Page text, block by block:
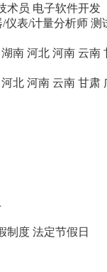
术员 电子软件开发
/仪表/计量分析师 测
湖南 河北 河南 云南
河北 河南 云南 甘肃
制度 法定节假日